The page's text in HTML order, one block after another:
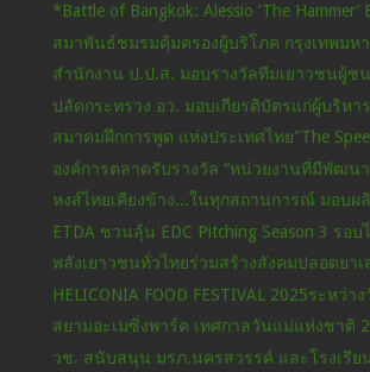
*Battle of Bangkok: Alessio ‘The Hammer’
สมาพันธ์ชมรมคุ้มครองผู้บริโภค กรุงเทพมห
สำนักงาน ป.ป.ส. มอบรางวัลทีมเยาวชนผู้ช
ปลัดกระทรวง อว. มอบเกียรติบัตรแก่ผู้บริหา
สมาคมฝึกการพูด แห่งประเทศไทย"The
องค์การตลาดรับรางวัล “หน่วยงานที่มีพัฒน
หงส์ไทยเคียงข้าง...ในทุกสถานการณ์ มอบ
ETDA ชวนลุ้น EDC Pitching Season 3 รอ
พลังเยาวชนทั่วไทยร่วมสร้างสังคมปลอดยา
HELICONIA FOOD FESTIVAL 2025ระหว่า
สยามอะเมซิ่งพาร์ค เทศกาลวันแม่แห่งชาติ
วช. สนับสนุน มรภ.นครสวรรค์ และโรงเรีย